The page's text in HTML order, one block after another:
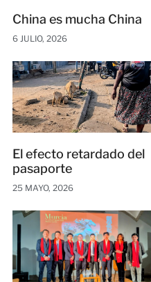
China es mucha China
6 JULIO, 2026
El efecto retardado del
pasaporte
25 MAYO, 2026